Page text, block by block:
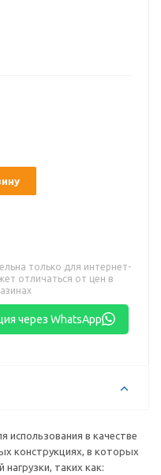
только для интернет-
отличаться от цен в
через WhatsApp
использования в качестве
конструкциях, в которых
таких как: